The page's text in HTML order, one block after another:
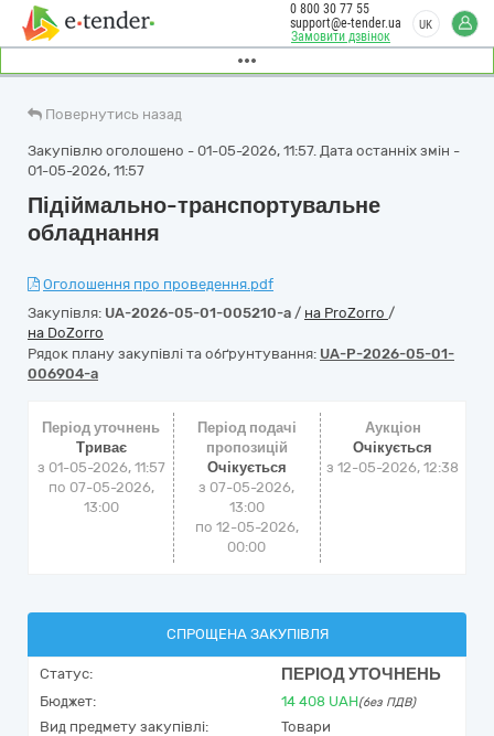
Замовити дзвінок
0 800 30 77 55
support@e-tender.ua
UK
Повернутись назад
Закупівлю оголошено - 01-05-2026, 11:57. Дата останніх змін -
01-05-2026, 11:57
Підіймально-транспортувальне
обладнання
Оголошення про проведення.pdf
Закупівля: UA-2026-05-01-005210-a / на ProZorro /
на DoZorro
Рядок плану закупівлі та обґрунтування: UA-P-2026-05-01-
006904-a
Період уточнень
Триває
з 01-05-2026, 11:57
по 07-05-2026,
13:00
Період подачі
пропозицій
Очікується
з 07-05-2026,
13:00
по 12-05-2026,
00:00
Аукціон
Очікується
з12-05-2026, 12:38
СПРОЩЕНА ЗАКУПІВЛЯ
Статус: ПЕРІОД УТОЧНЕНЬ
Бюджет: 14 408 UAH(без ПДВ)
Вид предмету закупівлі:
Товари